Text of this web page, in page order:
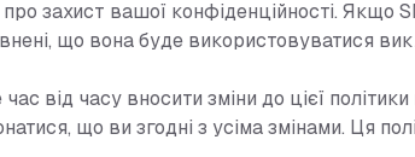
захист вашої конфіденційності. Якщо
що вона буде використовуватися
від часу вносити зміни до цієї
що ви згодні з усіма змінами. Ця